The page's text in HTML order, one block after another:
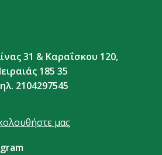
31 & Καραΐσκου 120,
185 35
2104297545
μας